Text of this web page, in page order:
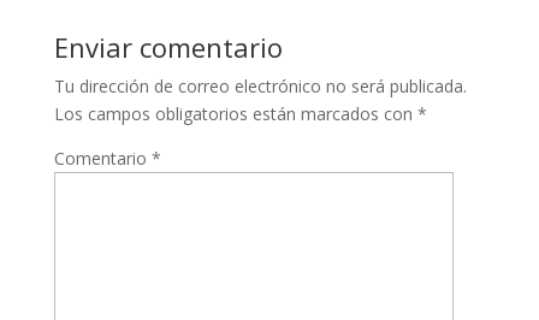
Enviar comentario
Tu dirección de correo electrónico no será publicada.
Los campos obligatorios están marcados con *
Comentario *